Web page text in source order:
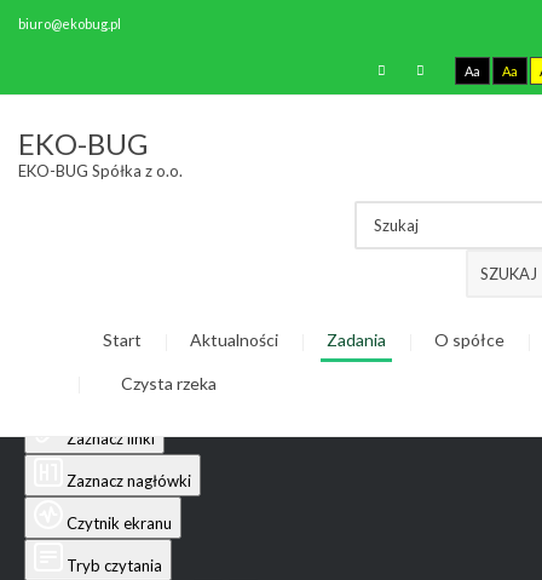
Odwróć kolory
Wysokie nasycenie
Zaznacz linki
Zaznacz nagłówki
Czytnik ekranu
Tryb czytania
biuro@ekobug.pl
Aa Aa
EKO-BUG
EKO-BUG Spółka z o.o.
SZUKAJ
Start Aktualności Zadania O spółce
Czysta rzeka